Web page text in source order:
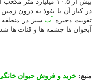
در كنار آن با نفوذ به درون
تقویت ذخیره آب سبز در منطقه
آبخوان ها چشمه ها و قنات ها شد.
منبع: خرید و فروش حیوان